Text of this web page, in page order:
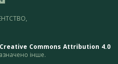
Creative Commons Attribution 4.0
інше.